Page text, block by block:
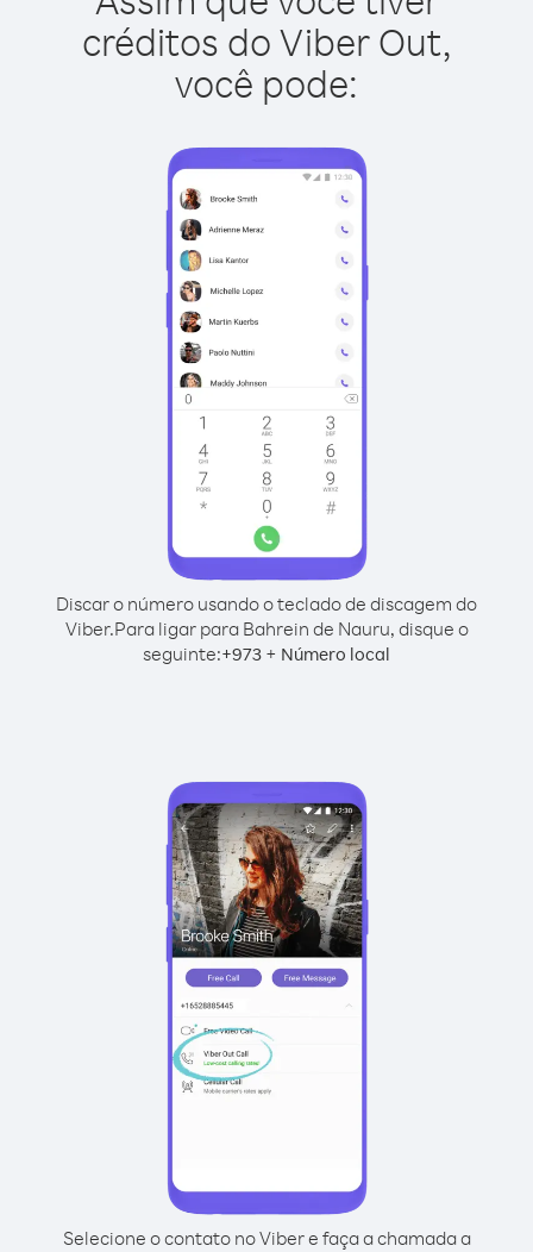
créditos do Viber Out,
você pode:
Discar o número usando o teclado de discagem do
Viber.Para ligar para Bahrein de Nauru, disque o
seguinte:+973 + Número local
Selecione o contato no Viber e faça a chamada a